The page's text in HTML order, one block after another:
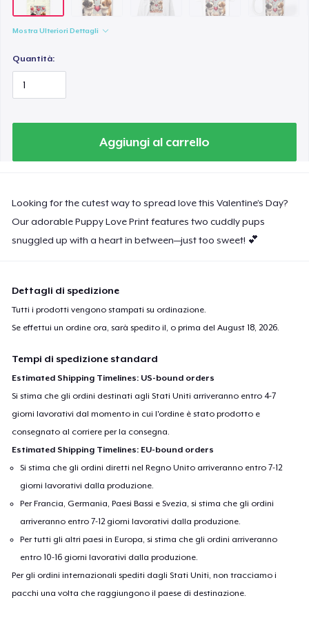
Mostra Ulteriori Dettagli
Quantità:
Aggiungi al carrello
Looking for the cutest way to spread love this Valentine’s Day?
Our adorable Puppy Love Print features two cuddly pups
snuggled up with a heart in between—just too sweet! 💕
Dettagli di spedizione
Tutti i prodotti vengono stampati su ordinazione.
Se effettui un ordine ora, sarà spedito il, o prima delAugust 18, 2026
Tempi di spedizione standard
Estimated Shipping Timelines: US-bound orders
Si stima che gli ordini destinati agli Stati Uniti arriveranno entro 4-7
giorni lavorativi dal momento in cui l'ordine è stato prodotto e
consegnato al corriere per la consegna.
Estimated Shipping Timelines: EU-bound orders
Si stima che gli ordini diretti nel Regno Unito arriveranno entro 7-12
giorni lavorativi dalla produzione.
Per Francia, Germania, Paesi Bassi e Svezia, si stima che gli ordini
arriveranno entro 7-12 giorni lavorativi dalla produzione.
Per tutti gli altri paesi in Europa, si stima che gli ordini arriveranno
entro 10-16 giorni lavorativi dalla produzione.
Per gli ordini internazionali spediti dagli Stati Uniti, non tracciamo i
pacchi una volta che raggiungono il paese di destinazione.